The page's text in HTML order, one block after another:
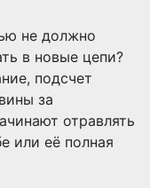
не должно
в новые цепи?
подсчет
за
отравлять
или её полная